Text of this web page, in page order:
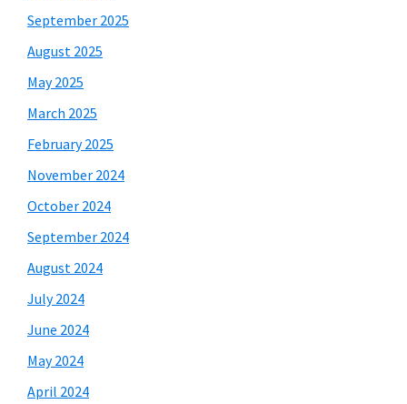
September 2025
August 2025
May 2025
March 2025
February 2025
November 2024
October 2024
September 2024
August 2024
July 2024
June 2024
May 2024
April 2024